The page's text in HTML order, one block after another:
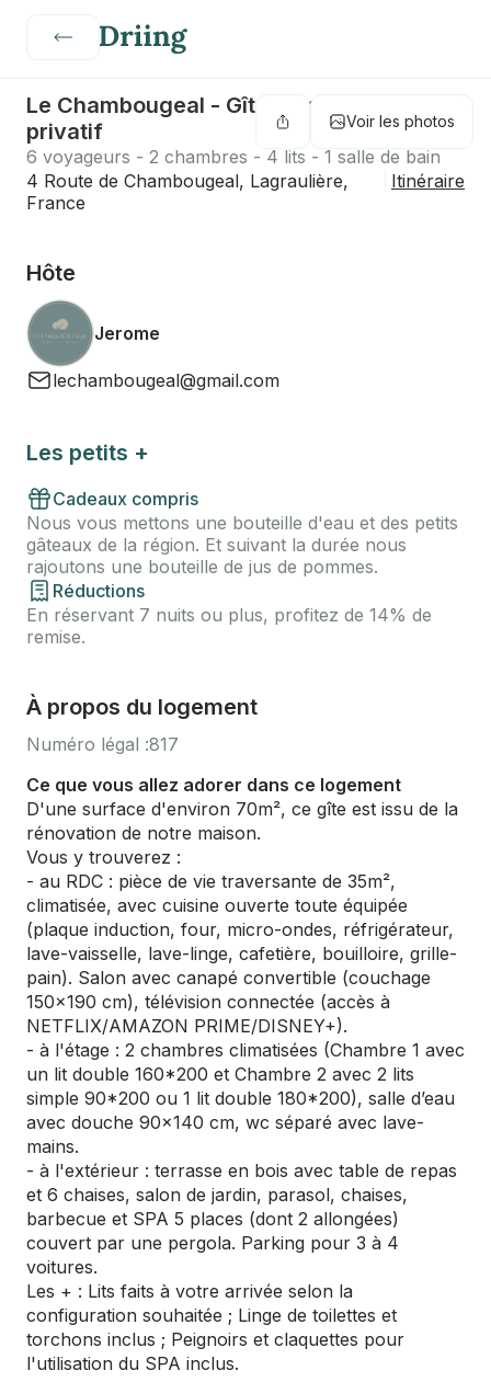
Voir les photos
Le Chambougeal - Gîte de charme & Spa
privatif
6 voyageurs - 2 chambres - 4 lits - 1 salle de bain
4 Route de Chambougeal, Lagraulière,
France
Itinéraire
Hôte
Jerome
lechambougeal@gmail.com
Les petits +
Cadeaux compris
Nous vous mettons une bouteille d'eau et des petits
gâteaux de la région. Et suivant la durée nous
rajoutons une bouteille de jus de pommes.
Réductions
En réservant 7 nuits ou plus, profitez de 14% de
remise.
À propos du logement
Numéro légal :817
Ce que vous allez adorer dans ce logement
D'une surface d'environ 70m², ce gîte est issu de la
rénovation de notre maison.
Vous y trouverez :
- au RDC : pièce de vie traversante de 35m²,
climatisée, avec cuisine ouverte toute équipée
(plaque induction, four, micro-ondes, réfrigérateur,
lave-vaisselle, lave-linge, cafetière, bouilloire, grille-
pain). Salon avec canapé convertible (couchage
150x190 cm), télévision connectée (accès à
NETFLIX/AMAZON PRIME/DISNEY+).
- à l'étage : 2 chambres climatisées (Chambre 1 avec
un lit double 160*200 et Chambre 2 avec 2 lits
simple 90*200 ou 1 lit double 180*200), salle d’eau
avec douche 90x140 cm, wc séparé avec lave-
mains.
- à l'extérieur : terrasse en bois avec table de repas
et 6 chaises, salon de jardin, parasol, chaises,
barbecue et SPA 5 places (dont 2 allongées)
couvert par une pergola. Parking pour 3 à 4
voitures.
Les + : Lits faits à votre arrivée selon la
configuration souhaitée ; Linge de toilettes et
torchons inclus ; Peignoirs et claquettes pour
l'utilisation du SPA inclus.